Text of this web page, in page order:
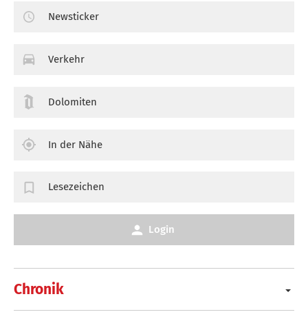
Chronik
Newsticker
Verkehr
Dolomiten
In der Nähe
Lesezeichen
Login